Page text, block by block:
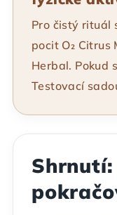
Pro čistý rituál
pocit O₂ Citrus
Herbal. Pokud
Testovací
Shrnutí: